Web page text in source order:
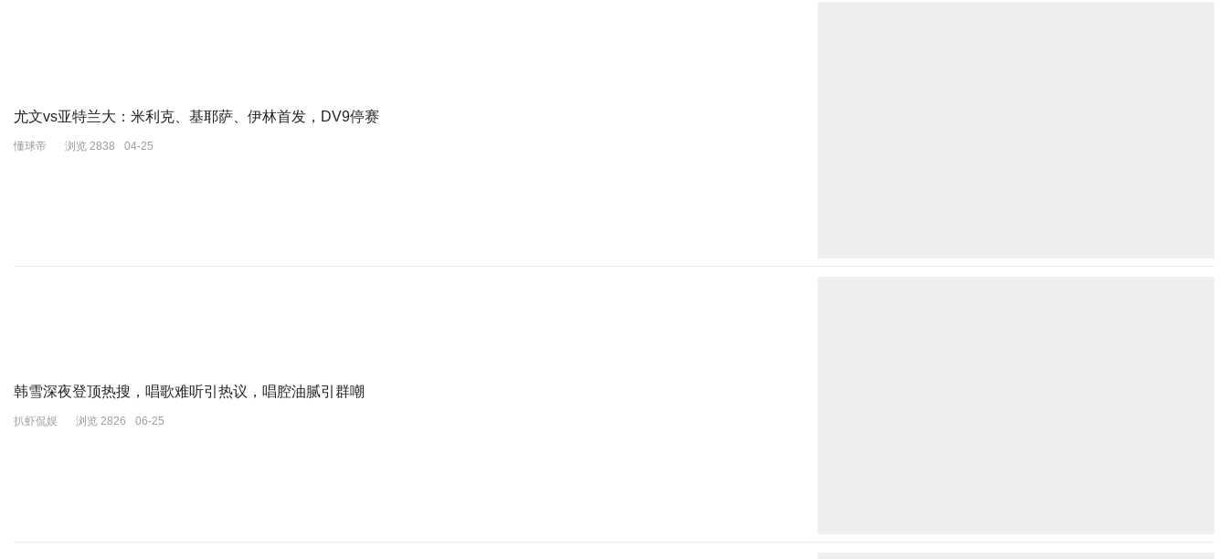
尤文vs亚特兰大：米利克、基耶萨、伊林首发，DV9停赛
懂球帝 浏览 2838 04-25
韩雪深夜登顶热搜，唱歌难听引热议，唱腔油腻引群嘲
扒虾侃娱 浏览 2826 06-25